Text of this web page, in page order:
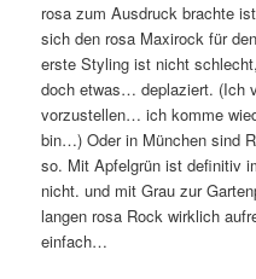
rosa zum Ausdruck brachte
sich den rosa Maxirock für
erste Styling ist nicht
doch etwas… deplaziert. (Ich
vorzustellen… ich komme
bin…) Oder in München sind
so. Mit Apfelgrün ist definitiv
nicht. und mit Grau zur
langen rosa Rock wirklich
einfach…